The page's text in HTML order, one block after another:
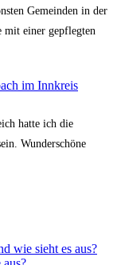
Gemeinden in der
mit einer gepflegten
im Innkreis
hatte ich die
Wunderschöne
wie sieht es aus?